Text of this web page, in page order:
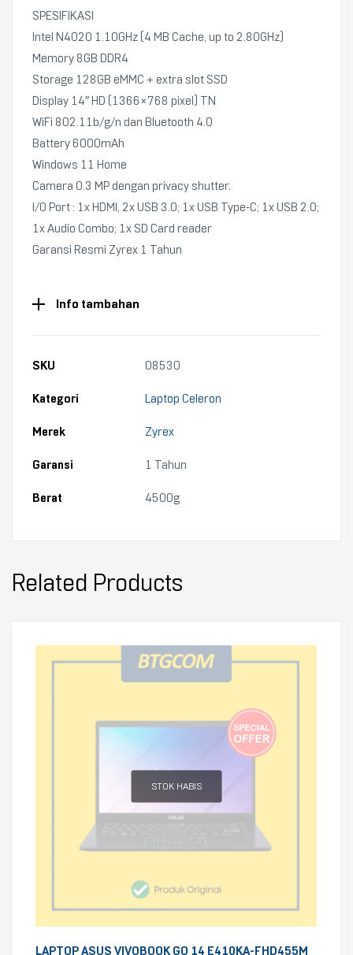
SPESIFIKASI
Intel N4020 1.10GHz (4 MB Cache, up to 2.80GHz)
Memory 8GB DDR4
Storage 128GB eMMC + extra slot SSD
Display 14″ HD (1366×768 pixel) TN
WiFi 802.11b/g/n dan Bluetooth 4.0
Battery 6000mAh
Windows 11 Home
Camera 0.3 MP dengan privacy shutter.
I/O Port : 1x HDMI, 2x USB 3.0; 1x USB Type-C; 1x USB 2.0;
1x Audio Combo; 1x SD Card reader
Garansi Resmi Zyrex 1 Tahun
Info tambahan
SKU 08530
Kategori Laptop Celeron
Merek Zyrex
Garansi 1 Tahun
Berat 4500g
Related Products
STOK HABIS
LAPTOP ASUS VIVOBOOK GO 14 E410KA-FHD455M